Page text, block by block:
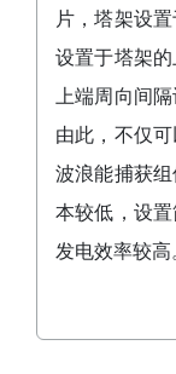
片，塔架设
设置于塔架
上端周向间
由此，不仅
波浪能捕获
本较低，设
发电效率较高